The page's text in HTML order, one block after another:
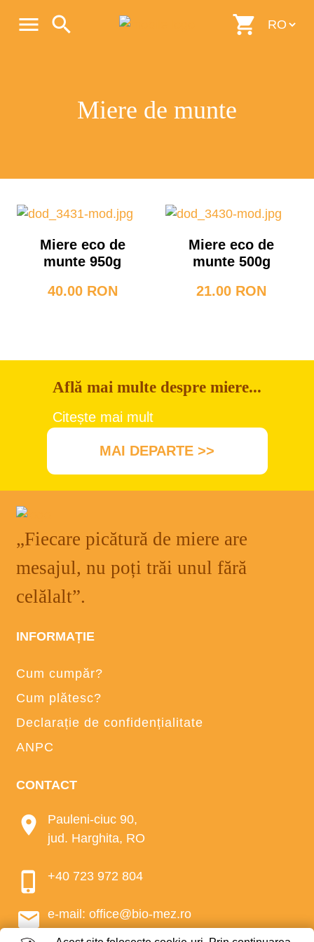
menu search shopping_cart
Miere de munte
Miere eco de
munte 950g
40.00 RON
Miere eco de
munte 500g
21.00 RON
Află mai multe despre miere...
Citește mai mult
MAI DEPARTE >>
„Fiecare picătură de miere are
mesajul, nu poți trăi unul fără
celălalt”.
INFORMAȚIE
Cum cumpăr?
Cum plătesc?
Declarație de confidențialitate
ANPC
CONTACT
Pauleni-ciuc 90,
jud. Harghita, RO
+40 723 972 804
e-mail: office@bio-mez.ro